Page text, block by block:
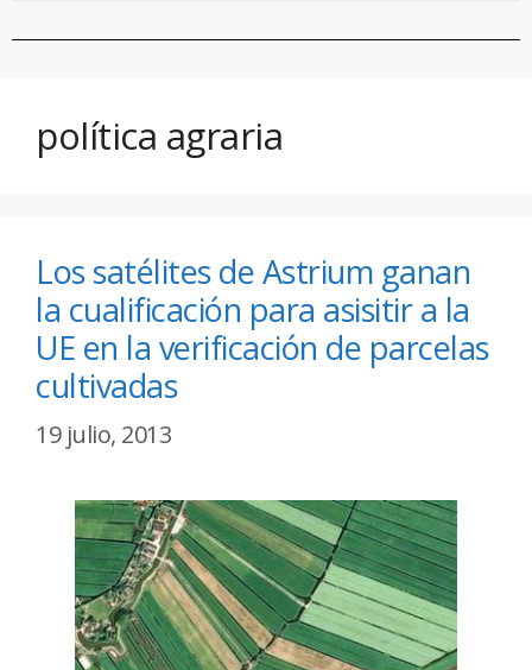
política agraria
Los satélites de Astrium ganan
la cualificación para asisitir a la
UE en la verificación de parcelas
cultivadas
19 julio, 2013